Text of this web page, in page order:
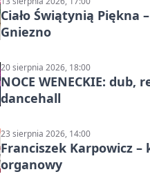
Ciało Świątynią Piękna
Gniezno
20 sierpnia 2026, 18:00
NOCE WENECKIE: dub,
dancehall
23 sierpnia 2026, 14:00
Franciszek Karpowicz –
organowy